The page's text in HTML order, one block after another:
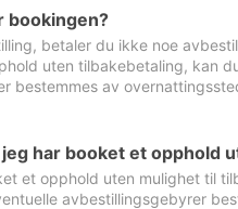
bookingen?
betaler du ikke noe
uten tilbakebetaling, kan
bestemmes av
har booket et opphold
et opphold uten mulighet til
avbestillingsgebyrer